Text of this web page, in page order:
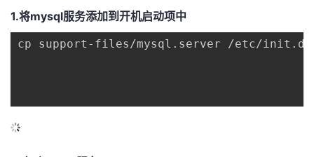
1.将mysql服务添加到开机启动项中
cp support-files/mysql.server /etc/init.d/